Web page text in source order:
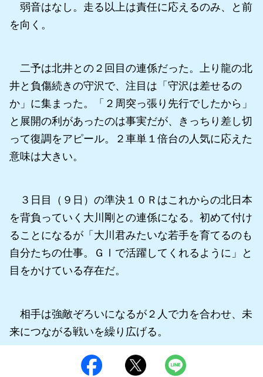
弱音はなし。走る以上は責任に応えるのみ、と前
を向く。
二予は北井との２回目の連係だった。上り龍の北
井と負傷続きの守沢で、注目は「守沢は差せるの
か」に集まった。「２周突っ張り先行でしたから」
と展開の利があったのは事実だが、きっちり差し切
って復調をアピール。２車単１倍台の人気に応えた
意味は大きい。
３日目（９日）の準決１０Ｒはこれからの北日本
を背負っていく大川剛との連係になる。初めて付け
ることになるが「大川君みたいな若手を育てるのも
自分たちの仕事。ＧⅠで活躍してくれるように」と
目をかけている存在だ。
相手は強敵ぞろいになるが２人で力を合わせ、未
来につながる戦いを繰り広げる。